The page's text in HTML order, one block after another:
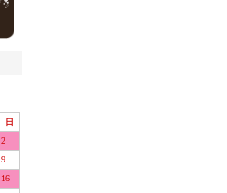
日
2
9
16